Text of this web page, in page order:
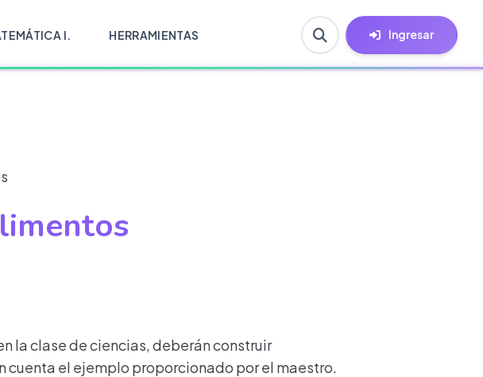
I. HERRAMIENTAS Ingresar
la clase de ciencias, deberán construir
el ejemplo proporcionado por el maestro.